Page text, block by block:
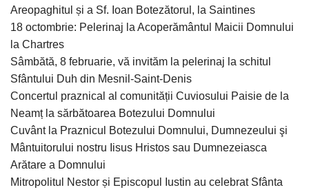
Areopaghitul și a Sf. Ioan Botezătorul, la Saintines
18 octombrie: Pelerinaj la Acoperământul Maicii Domnului
la Chartres
Sâmbătă, 8 februarie, vă invităm la pelerinaj la schitul
Sfântului Duh din Mesnil-Saint-Denis
Concertul praznical al comunității Cuviosului Paisie de la
Neamț la sărbătoarea Botezului Domnului
Cuvânt la Praznicul Botezului Domnului, Dumnezeului şi
Mântuitorului nostru Iisus Hristos sau Dumnezeiasca
Arătare a Domnului
Mitropolitul Nestor și Episcopul Iustin au celebrat Sfânta